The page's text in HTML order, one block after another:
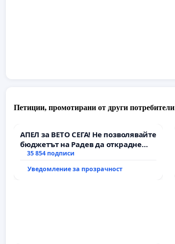
Петиции, промотирани от други потребители
АПЕЛ за ВЕТО СЕГА! Не позволявайте
бюджетът на Радев да открадне
парите и правата ни в тъмното
35 854 подписи
Уведомление за прозрачност